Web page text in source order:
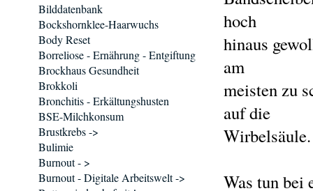
hoch
hinaus
am
meisten zu
auf die
Wirbelsäule.
Was tun bei
Bilddatenbank
Bockshornklee-Haarwuchs
Body Reset
Borreliose - Ernährung - Entgiftung
Brockhaus Gesundheit
Brokkoli
Bronchitis - Erkältungshusten
BSE-Milchkonsum
Brustkrebs ->
Bulimie
Burnout - >
Burnout - Digitale Arbeitswelt ->